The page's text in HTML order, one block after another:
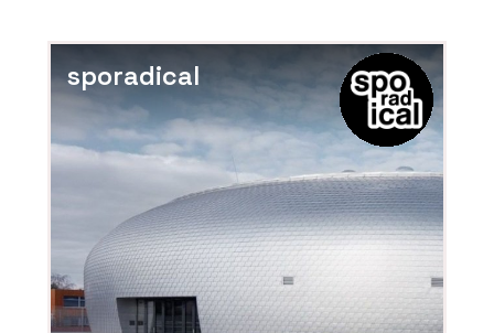
sporadical